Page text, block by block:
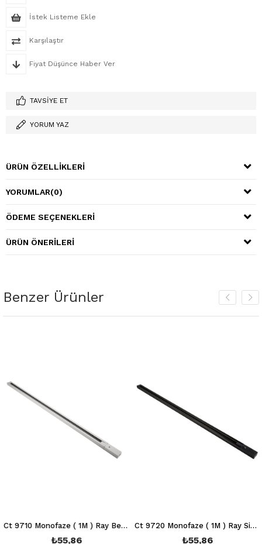
İstek Listeme Ekle
Karşılaştır
Fiyat Düşünce Haber Ver
TAVSIYE ET
YORUM YAZ
ÜRÜN ÖZELLIKLERI
YORUMLAR(0)
ÖDEME SEÇENEKLERI
ÜRÜN ÖNERILERI
Benzer Ürünler
Ct 9710 Monofaze ( 1M ) Ray Beyaz (İthal)
₺55,86
Ct 9720 Monofaze ( 1M ) Ray Siyah (İthal)
₺55,86